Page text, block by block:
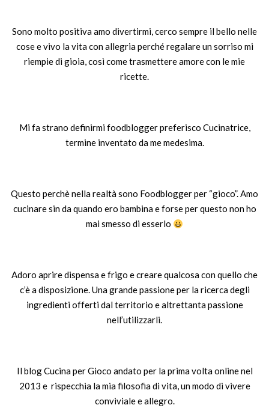
Sono molto positiva amo divertirmi, cerco sempre il bello nelle
cose e vivo la vita con allegria perché regalare un sorriso mi
riempie di gioia, così come trasmettere amore con le mie
ricette.
Mi fa strano definirmi foodblogger preferisco Cucinatrice,
termine inventato da me medesima.
Questo perchè nella realtà sono Foodblogger per “gioco”. Amo
cucinare sin da quando ero bambina e forse per questo non ho
mai smesso di esserlo
Adoro aprire dispensa e frigo e creare qualcosa con quello che
c’è a disposizione. Una grande passione per la ricerca degli
ingredienti offerti dal territorio e altrettanta passione
nell’utilizzarli.
Il blog Cucina per Gioco andato per la prima volta online nel
2013 e rispecchia la mia filosofia di vita, un modo di vivere
conviviale e allegro.